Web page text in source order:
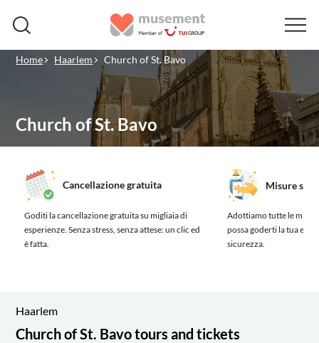
Home Haarlem Church of St. Bavo
Church of St. Bavo
Cancellazione gratuita
Goditi la cancellazione gratuita su migliaia di
esperienze. Senza stress, senza attese: un clic ed
è fatta.
Misure
Adottiamo tutte le
possa goderti la tua
sicurezza.
Haarlem
Church of St. Bavo tours and tickets